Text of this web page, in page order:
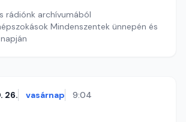
rádiónk archívumából
Mindenszentek ünnepén és
26. vasárnap 9:04